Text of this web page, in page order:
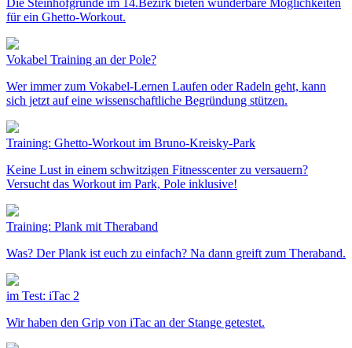
Die Steinhofgründe im 14.Bezirk bieten wunderbare Möglichkeiten
für ein Ghetto-Workout.
Vokabel Training an der Pole?
Wer immer zum Vokabel-Lernen Laufen oder Radeln geht, kann
sich jetzt auf eine wissenschaftliche Begründung stützen.
Training: Ghetto-Workout im Bruno-Kreisky-Park
Keine Lust in einem schwitzigen Fitnesscenter zu versauern?
Versucht das Workout im Park, Pole inklusive!
Training: Plank mit Theraband
Was? Der Plank ist euch zu einfach? Na dann greift zum Theraband.
im Test: iTac 2
Wir haben den Grip von iTac an der Stange getestet.